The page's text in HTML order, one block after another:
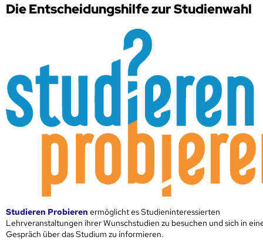
Die Entscheidungshilfe zur Studienwahl
Studieren Probieren ermöglicht es Studieninteressierten
Lehrveranstaltungen ihrer Wunschstudien zu besuchen und sich in
Gespräch über das Studium zu informieren.